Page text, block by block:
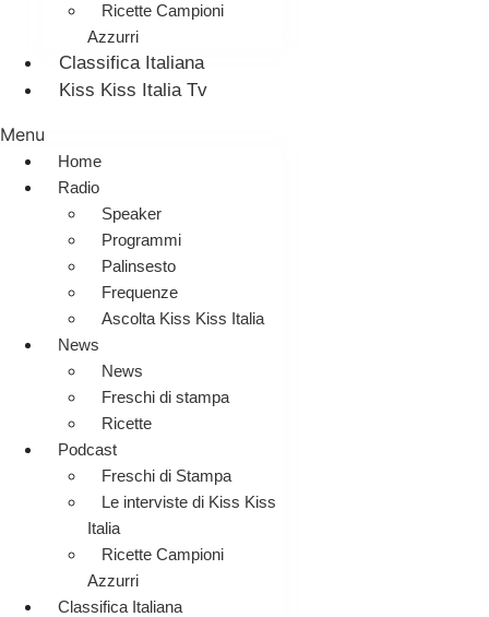
Ricette Campioni
Azzurri
Classifica Italiana
Kiss Kiss Italia Tv
Menu
Home
Radio
Speaker
Programmi
Palinsesto
Frequenze
Ascolta Kiss Kiss Italia
News
News
Freschi di stampa
Ricette
Podcast
Freschi di Stampa
Le interviste di Kiss Kiss
Italia
Ricette Campioni
Azzurri
Classifica Italiana